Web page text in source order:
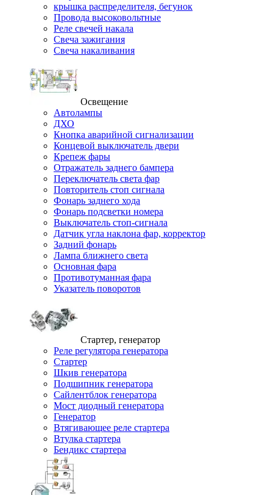
крышка распределителя, бегунок
Провода высоковольтные
Реле свечей накала
Свеча зажигания
Свеча накаливания
Освещение
Автолампы
ДХО
Кнопка аварийной сигнализации
Концевой выключатель двери
Крепеж фары
Отражатель заднего бампера
Переключатель света фар
Повторитель стоп сигнала
Фонарь заднего хода
Фонарь подсветки номера
Выключатель стоп-сигнала
Датчик угла наклона фар, корректор
Задний фонарь
Лампа ближнего света
Основная фара
Противотуманная фара
Указатель поворотов
Стартер, генератор
Реле регулятора генератора
Стартер
Шкив генератора
Подшипник генератора
Сайлентблок генератора
Мост диодный генератора
Генератор
Втягивающее реле стартера
Втулка стартера
Бендикс стартера